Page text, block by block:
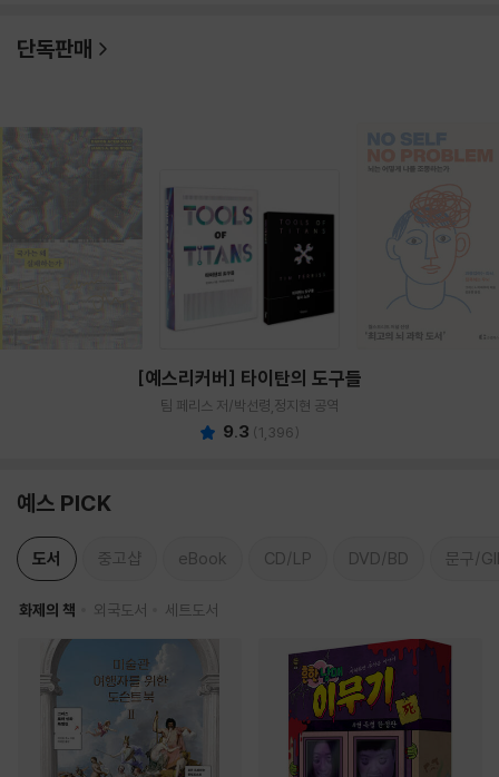
단독판매
[예스리커버] 타이탄의 도구들
팀 페리스 저/박선령,정지현 공역
9.3 (1,396)
예스 PICK
도서 중고샵 eBook CD/LP DVD/BD 문구/
화제의 책 외국도서 세트도서